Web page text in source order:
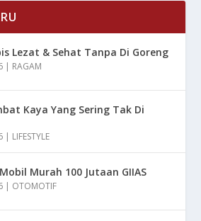
Lezat & Sehat Tanpa Di Goreng
| RAGAM
Kaya Yang Sering Tak Di
| LIFESTYLE
Murah 100 Jutaan GIIAS
| OTOMOTIF